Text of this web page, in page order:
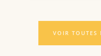
VOIR TOUTES